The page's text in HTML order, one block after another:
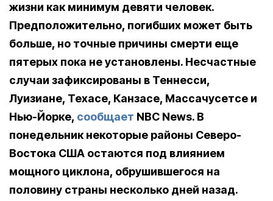
жизни как минимум девяти человек.
Предположительно, погибших может быть
больше, но точные причины смерти еще
пятерых пока не установлены. Несчастные
случаи зафиксированы в Теннесси,
Луизиане, Техасе, Канзасе, Массачусетсе и
Нью-Йорке, сообщает NBC News. В
понедельник некоторые районы Северо-
Востока США остаются под влиянием
мощного циклона, обрушившегося на
половину страны несколько дней назад.